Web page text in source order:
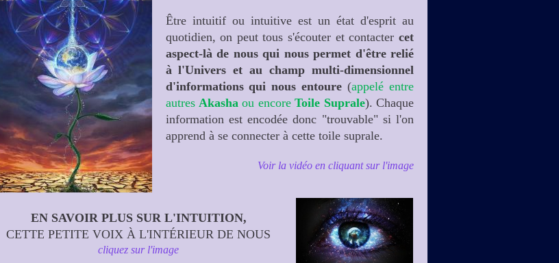
Être intuitif ou intuitive est un état d'esprit au
quotidien, on peut tous s'écouter et contacter cet
aspect-là de nous qui nous permet d'être relié
à l'Univers et au champ multi-dimensionnel
d'informations qui nous entoure (appelé entre
autresAkasha ou encoreToile Suprale). Chaque
information est encodée donc "trouvable" si l'on
apprend à se connecter à cette toile suprale.
Voir la vidéo en cliquant sur l'image
EN SAVOIR PLUS SUR L'INTUITION,
CETTE PETITE VOIX À L'INTÉRIEUR DE NOUS
cliquez sur l'image